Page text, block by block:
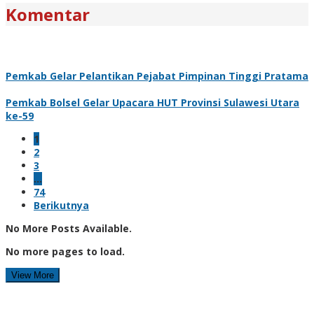
Komentar
Pemkab Gelar Pelantikan Pejabat Pimpinan Tinggi Pratama
Pemkab Bolsel Gelar Upacara HUT Provinsi Sulawesi Utara
ke-59
1
2
3
…
74
Berikutnya
No More Posts Available.
No more pages to load.
View More